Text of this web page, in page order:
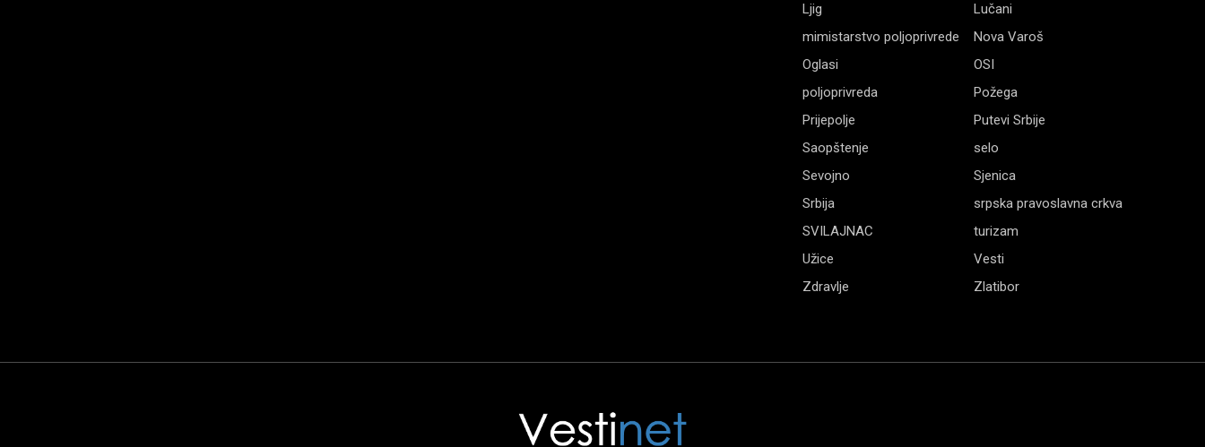
Ljig
Lučani
mimistarstvo poljoprivrede
Nova Varoš
Oglasi
OSI
poljoprivreda
Požega
Prijepolje
Putevi Srbije
Saopštenje
selo
Sevojno
Sjenica
Srbija
srpska pravoslavna crkva
SVILAJNAC
turizam
Užice
Vesti
Zdravlje
Zlatibor